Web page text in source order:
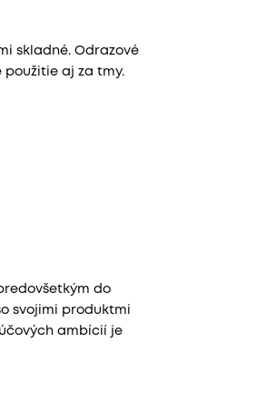
skladné. Odrazové
použitie aj za tmy.
do
svojimi produktmi
ambícií je